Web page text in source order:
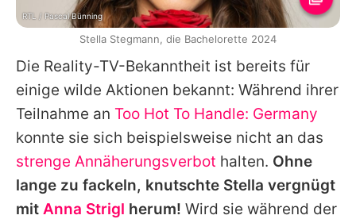
Die Reality-TV-Bekanntheit ist bereits für
einige wilde Aktionen bekannt: Während ihrer
Teilnahme an Too Hot To Handle: Germany
konnte sie sich beispielsweise nicht an das
strenge Annäherungsverbot halten. Ohne
lange zu fackeln, knutschte Stella vergnügt
mit Anna Strigl herum! Wird sie während der
RTL / Pascal Bünning
Stella Stegmann, die Bachelorette 2024